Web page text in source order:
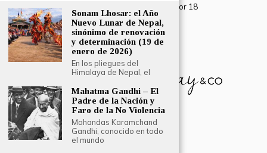
Creative Plaza, 283 Udyog Vihar Phase 2, Sector 18
Gurugram, Haryana – 122016, India
Tel: +91-124 4567777
Email:engage@southasiatraveljournal.com
© 2024 Creative Travel Blogs. Todos los
Sonam Lhosar: el Año
Nuevo Lunar de Nepal,
sinónimo de renovación
y determinación (19 de
enero de 2026)
En los pliegues del
Himalaya de Nepal, el
Mahatma Gandhi – El
Padre de la Nación y
Faro de la No Violencia
Mohandas Karamchand
Gandhi, conocido en todo
el mundo